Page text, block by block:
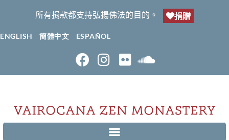
所有捐款都支持弘揚佛法的目的。 捐贈
ENGLISH 簡體中文 ESPAÑOL